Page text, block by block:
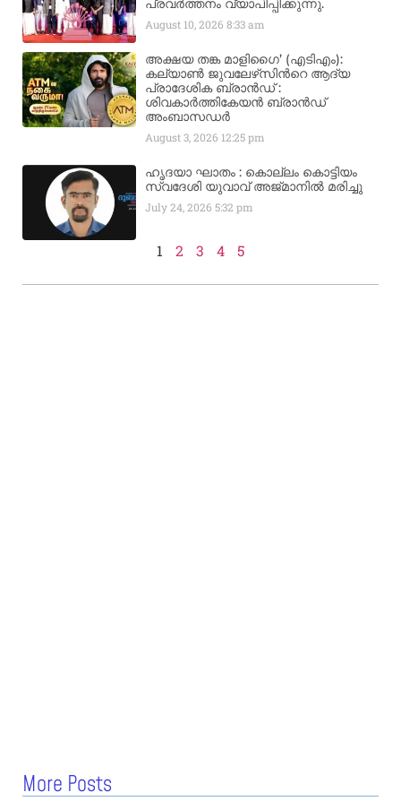
August 10, 20268:33 am
അക്ഷയ തങ്ക മാളിഗൈ’ (എടിഎം):
കല്യാണ്‍ ജുവലേഴ്‌സിന്‍റെ ആദ്യ
പ്രാദേശിക ബ്രാന്‍ഡ് :
ശിവകാര്‍ത്തികേയന്‍ ബ്രാന്‍ഡ്
അംബാസഡര്‍
August 3, 2026 12:25 pm
ഹൃദയാ ഘാതം : കൊല്ലം കൊട്ടിയം
സ്വദേശി യുവാവ് അജ്മാനിൽ മരിച്ചു
July 24, 20265:32 pm
1 2 3 4 5
More Posts